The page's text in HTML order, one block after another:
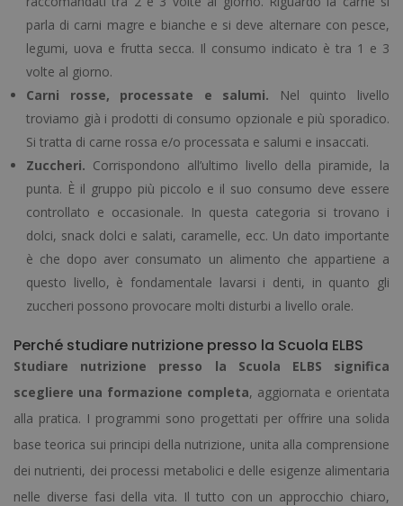
parla di carni magre e bianche e si deve alternare con pesce,
legumi, uova e frutta secca. Il consumo indicato è tra 1 e 3
volte al giorno.
Carni rosse, processate e salumi.
Nel quinto livello
troviamo già i prodotti di consumo opzionale e più sporadico.
Si tratta di carne rossa e/o processata e salumi e insaccati.
Zuccheri. Corrispondono all’ultimo livello della piramide, la
punta. È il gruppo più piccolo e il suo consumo deve essere
controllato e occasionale. In questa categoria si trovano i
dolci, snack dolci e salati, caramelle, ecc. Un dato importante
è che dopo aver consumato un alimento che appartiene a
questo livello, è fondamentale lavarsi i denti, in quanto gli
zuccheri possono provocare molti disturbi a livello orale.
Perché studiare nutrizione presso la Scuola ELBS
Studiare nutrizione presso la Scuola ELBS significa
scegliere una formazione completa, aggiornata e orientata
alla pratica. I programmi sono progettati per offrire una solida
base teorica sui principi della nutrizione, unita alla comprensione
dei nutrienti, dei processi metabolici e delle esigenze alimentaria
nelle diverse fasi della vita. Il tutto con un approcchio chiaro,